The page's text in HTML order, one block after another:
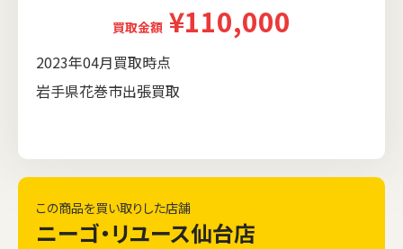
買取金額 ¥110,000
2023年04月買取時点
岩手県花巻市出張買取
この商品を買い取りした店舗
ニーゴ・リユース仙台店